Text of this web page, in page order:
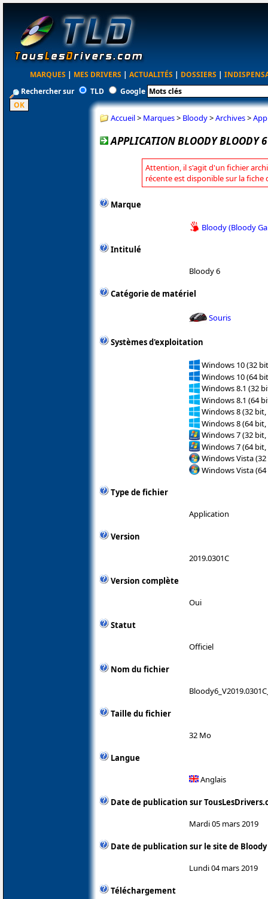
MARQUES | MES DRIVERS | ACTUALITÉS | DOSSIERS |
Rechercher sur
TLD Google
Accueil> Marques> Bloody>Archives>
APPLICATION BLOODY BLOODY
Attention, il s'agit d'un fichier
récente est disponible sur la fiche
Marque
Bloody (Bloody
Intitulé
Bloody 6
Catégorie de matériel
Souris
Systèmes d'exploitation
Windows 10 (32
Windows 10 (64
Windows 8.1 (32
Windows 8.1 (64
Windows 8 (32 bit,
Windows 8 (64 bit,
Windows 7 (32 bit,
Windows 7 (64 bit,
Windows Vista
Windows Vista
Type de fichier
Application
Version
2019.0301C
Version complète
Oui
Statut
Officiel
Nom du fichier
Taille du fichier
32 Mo
Langue
Anglais
Date de publication sur
Mardi 05 mars 2019
Date de publication sur le site de Bloody
Lundi 04 mars 2019
Téléchargement